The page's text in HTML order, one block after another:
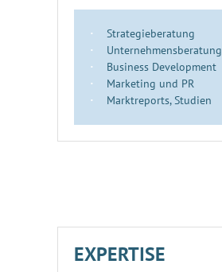
Strategieberatung
Unternehmensberatung
Business Development
Marketing und PR
Marktreports, Studien
EXPERTISE